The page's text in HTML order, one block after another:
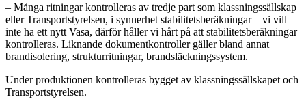
– Många ritningar kontrolleras av tredje part som klassningssällskap
eller Transportstyrelsen, i synnerhet stabilitetsberäkningar – vi vill
inte ha ett nytt Vasa, därför håller vi hårt på att stabilitetsberäkningar
kontrolleras. Liknande dokumentkontroller gäller bland annat
brandisolering, strukturritningar, brandsläckningssystem.
Under produktionen kontrolleras bygget av klassningssällskapet och
Transportstyrelsen.